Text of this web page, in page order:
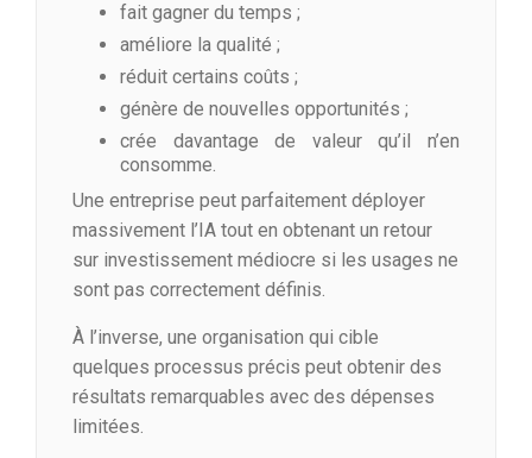
fait gagner du temps ;
améliore la qualité ;
réduit certains coûts ;
génère de nouvelles opportunités ;
crée davantage de valeur qu’il n’en
consomme.
Une entreprise peut parfaitement déployer
massivement l’IA tout en obtenant un retour
sur investissement médiocre si les usages ne
sont pas correctement définis.
À l’inverse, une organisation qui cible
quelques processus précis peut obtenir des
résultats remarquables avec des dépenses
limitées.